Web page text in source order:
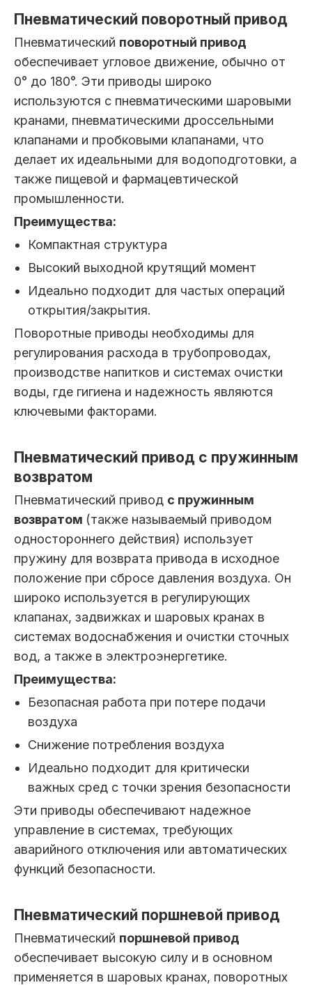
Пневматический поворотный привод
Пневматический поворотный привод
обеспечивает угловое движение, обычно от
0° до 180°. Эти приводы широко
используются с пневматическими шаровыми
кранами, пневматическими дроссельными
клапанами и пробковыми клапанами, что
делает их идеальными для водоподготовки, а
также пищевой и фармацевтической
промышленности.
Преимущества:
Компактная структура
Высокий выходной крутящий момент
Идеально подходит для частых операций
открытия/закрытия.
Поворотные приводы необходимы для
регулирования расхода в трубопроводах,
производстве напитков и системах очистки
воды, где гигиена и надежность являются
ключевыми факторами.
Пневматический привод с пружинным
возвратом
Пневматический привод с пружинным
возвратом (также называемый приводом
одностороннего действия) использует
пружину для возврата привода в исходное
положение при сбросе давления воздуха. Он
широко используется в регулирующих
клапанах, задвижках и шаровых кранах в
системах водоснабжения и очистки сточных
вод, а также в электроэнергетике.
Преимущества:
Безопасная работа при потере подачи
воздуха
Снижение потребления воздуха
Идеально подходит для критически
важных сред с точки зрения безопасности
Эти приводы обеспечивают надежное
управление в системах, требующих
аварийного отключения или автоматических
функций безопасности.
Пневматический поршневой привод
Пневматический поршневой привод
обеспечивает высокую силу и в основном
применяется в шаровых кранах, поворотных